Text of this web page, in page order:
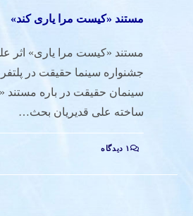
مستند «کیست مرا یاری کند»
مستند «کیست مرا یاری» اثر
جشنواره سینما حقیقت در
سینمان حقیقت در باره مستند
ساخته علی قدیریان بحث…
۱ دیدگاه